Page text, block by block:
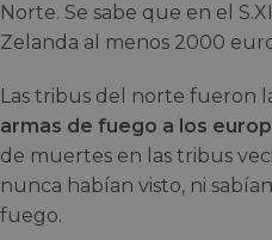
Norte. Se sabe que en el
Zelanda al menos 2000
Las tribus del norte fueron
armas de fuego a los
de muertes en las tribus
nunca habían visto, ni
fuego.